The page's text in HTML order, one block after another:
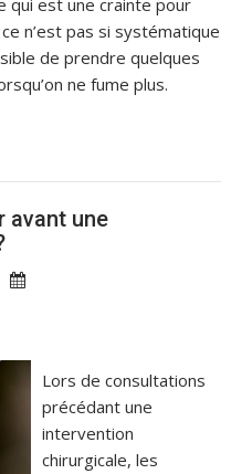
n’est pas si systématique
de prendre quelques
ne fume plus.
avant une
Lors de consultations
précédant une
intervention
chirurgicale, les